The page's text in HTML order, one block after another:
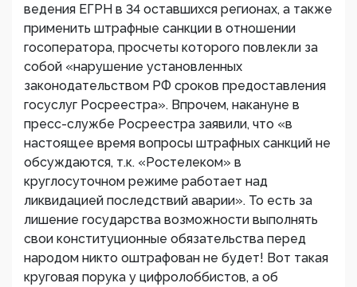
ведения ЕГРН в 34 оставшихся регионах, а также
применить штрафные санкции в отношении
госоператора, просчеты которого повлекли за
собой «нарушение установленных
законодательством РФ сроков предоставления
госуслуг Росреестра». Впрочем, накануне в
пресс-службе Росреестра заявили, что «в
настоящее время вопросы штрафных санкций не
обсуждаются, т.к. «Ростелеком» в
круглосуточном режиме работает над
ликвидацией последствий аварии». То есть за
лишение государства возможности выполнять
свои конституционные обязательства перед
народом никто оштрафован не будет! Вот такая
круговая порука у цифролоббистов, а об